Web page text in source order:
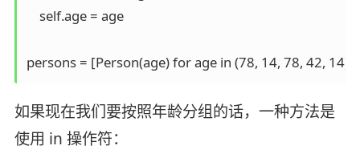
    self.age = age
如果现在我们要按照年龄分组的话，一种方法是
使用 in 操作符：